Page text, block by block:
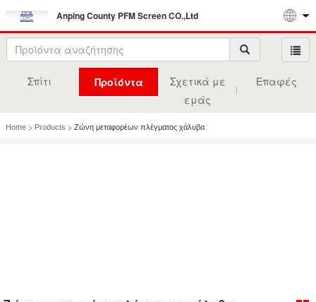
Anping County PFM Screen CO.,Ltd
Σπίτι Προϊόντα
Σχετικά με
εμάς
Επαφές
Home > Products > Ζώνη μεταφορέων πλέγματος χάλυβα